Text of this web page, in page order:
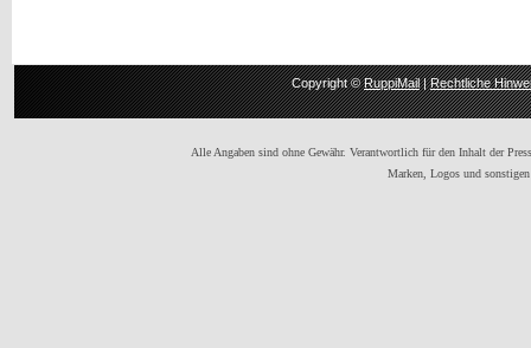
Copyright ©RuppiMail|Rechtliche
Alle Angaben sind ohne Gewähr. Verantwortlich für den Inhalt der
Marken, Logos und